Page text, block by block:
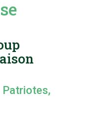
Patriotes,